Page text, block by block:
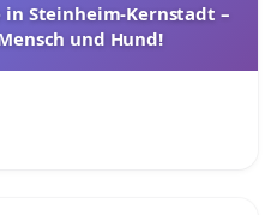
Steinheim-Kernstadt –
und Hund!